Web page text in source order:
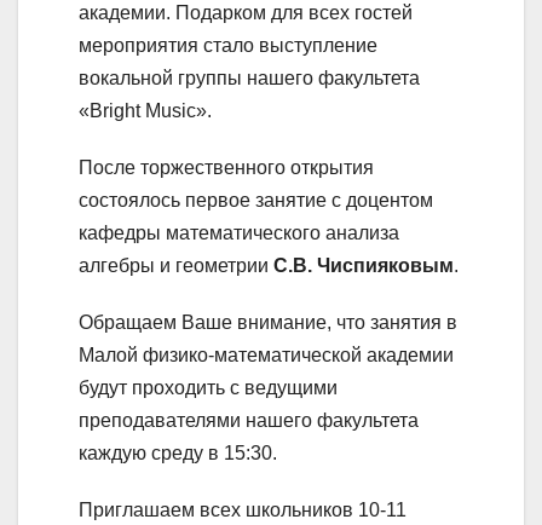
академии. Подарком для всех гостей
мероприятия стало выступление
вокальной группы нашего факультета
«Bright Music».
После торжественного открытия
состоялось первое занятие с доцентом
кафедры математического анализа
алгебры и геометрии С.В. Чиспияковым.
Обращаем Ваше внимание, что занятия в
Малой физико-математической академии
будут проходить с ведущими
преподавателями нашего факультета
каждую среду в 15:30.
Приглашаем всех школьников 10-11